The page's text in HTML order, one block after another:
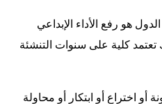
هو رفع الأداء الإبداعي
كلية على سنوات التنشئة
أو اختراع أو ابتكار أو محاولة